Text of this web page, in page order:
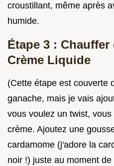
croustillant, même après
humide.
Étape 3 :
Crème Liquide
(Cette étape est couverte
ganache, mais je vais
vous voulez un twist,
crème. Ajoutez une
cardamome (j'adore la
noir !) juste au moment